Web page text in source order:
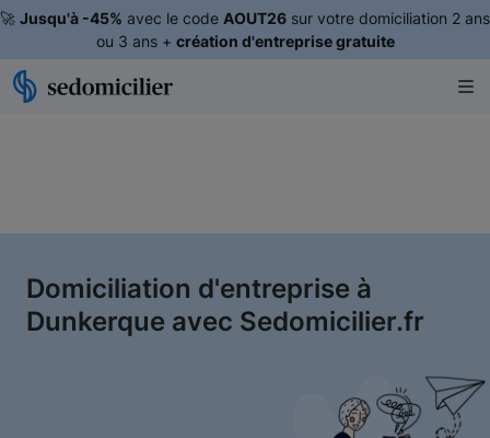
🚀 Jusqu'à -45% avec le code AOUT26 sur votre domiciliation 2 ans
ou 3 ans + création d'entreprise gratuite
Domiciliation d'entreprise à
Dunkerque avec Sedomicilier.fr